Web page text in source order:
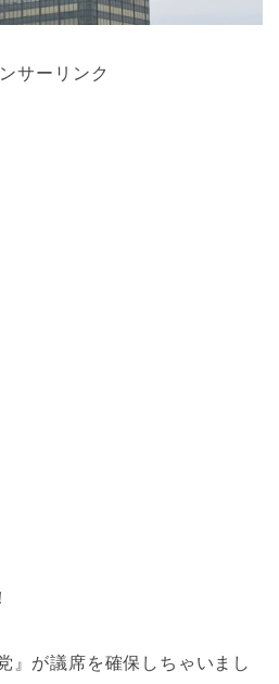
サーリンク
』が議席を確保しちゃいまし